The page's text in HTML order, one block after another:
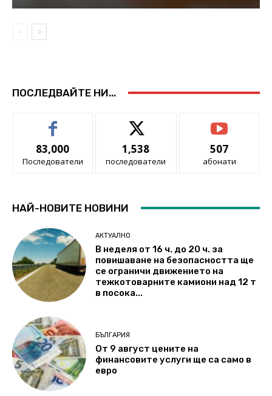
ПОСЛЕДВАЙТЕ НИ...
83,000
Последователи
1,538
последователи
507
абонати
НАЙ-НОВИТЕ НОВИНИ
АКТУАЛНО
В неделя от 16 ч. до 20 ч. за
повишаване на безопасността ще
се ограничи движението на
тежкотоварните камиони над 12 т
в посока...
БЪЛГАРИЯ
От 9 август цените на
финансовите услуги ще са само в
евро